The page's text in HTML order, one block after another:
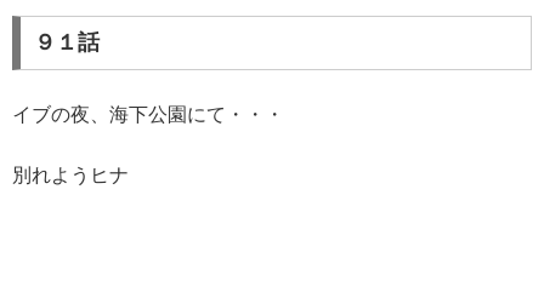
９１話
イブの夜、海下公園にて・・・
別れようヒナ